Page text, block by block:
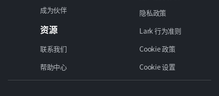
成为伙伴
资源
联系我们
帮助中心
隐私政策
Lark 行为准则
Cookie 政策
Cookie 设置